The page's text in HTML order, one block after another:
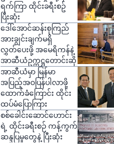
ရက်ကြာ ထိုင်းခရီးစဥ်
ပြီးဆုံး
ဒေါ်အောင်ဆန်းစုကြည်
အားချွင်းချက်မရှိ
လွှတ်ပေးဖို့ အမေရိကန်နဲ့
အာဆီယံဥက္ကဋ္ဌတောင်းဆို
အာဆီယံမှာ မြန်မာ
အပြည့်အဝပြန်ပါလာဖို့
ထောက်ခံကြောင်း ထိုင်း
ထပ်မံပြောကြား
စစ်ခေါင်းဆောင်ဟောင်း
ရဲ့ ထိုင်းခရီးစဉ် ကန့်ကွက်
ဆန္ဒပြမှုတွေနဲ့ ပြီးဆုံး